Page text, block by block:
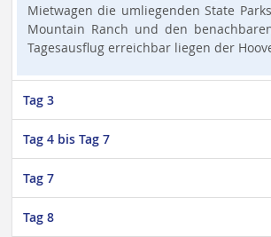
Mietwagen die umliegenden State
Mountain Ranch und den
Tagesausflug erreichbar liegen der
Tag 3
Tag 4 bis Tag 7
Tag 7
Tag 8